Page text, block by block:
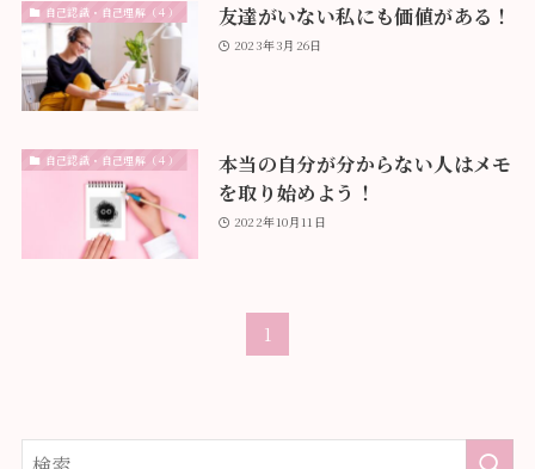
自己認識・自己理解（４） 友達がいない私にも価値がある！
2023年3月26日
自己認識・自己理解（４）
本当の自分が分からない人はメモ
を取り始めよう！
2022年10月11日
1